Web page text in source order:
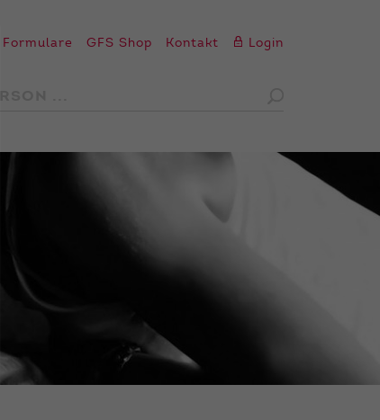
Formulare GFS Shop Kontakt Login